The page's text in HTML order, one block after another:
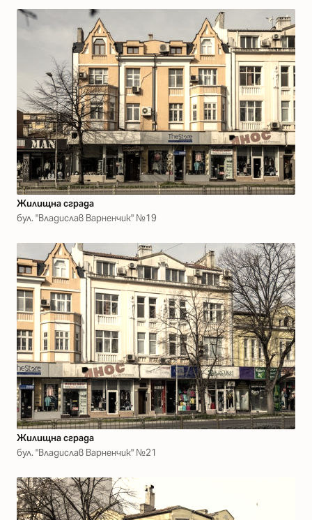
Жилищна сграда
бул. "Владислав Варненчик" №19
Жилищна сграда
бул. "Владислав Варненчик" №21